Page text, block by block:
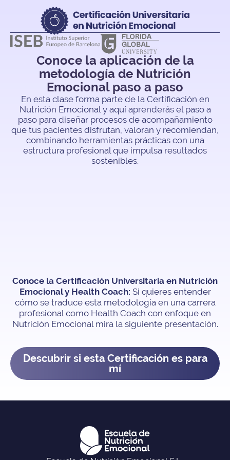
Conoce la aplicación de la
metodología de Nutrición
Emocional paso a paso
En esta clase forma parte de la Certificación en
Nutrición Emocional y aquí aprenderás el paso a
paso para diseñar procesos de acompañamiento
que tus pacientes disfrutan, valoran y recomiendan,
combinando herramientas prácticas con una
estructura profesional que impulsa resultados
sostenibles.
Conoce la Certificación Universitaria en Nutrición
Emocional y Health Coach: Si quieres entender
cómo se traduce esta metodología en una carrera
profesional como Health Coach con enfoque en
Nutrición Emocional mira la siguiente presentación.
Descubrir si esta Certificación es para
mí